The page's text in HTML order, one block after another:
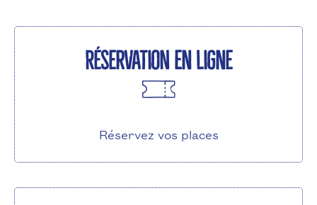
Réservation en ligne
Réservez vos places